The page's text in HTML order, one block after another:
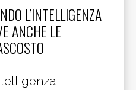
L’INTELLIGENZA
ANCHE LE